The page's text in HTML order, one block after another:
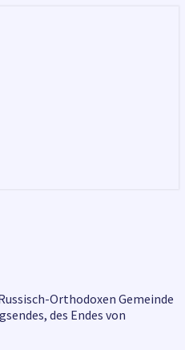
Orthodoxen Gemeinde
des Endes von